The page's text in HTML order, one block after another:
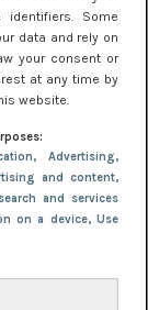
Some
data and rely on
your consent or
at any time by
website.
, Advertising,
and content,
and services
on a device, Use
bij je jurk
warm en
live